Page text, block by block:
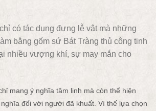
có tác dụng đựng lễ vật mà những
bằng gốm sứ Bát Tràng thủ công tinh
nhiều vượng khí, sự may mắn cho
mang ý nghĩa tâm linh mà còn thể hiện
đối với người đã khuất. Vì thế lựa chọn